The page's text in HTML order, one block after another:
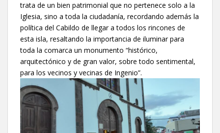
trata de un bien patrimonial que no pertenece solo a la
Iglesia, sino a toda la ciudadanía, recordando además la
política del Cabildo de llegar a todos los rincones de
esta isla, resaltando la importancia de iluminar para
toda la comarca un monumento “histórico,
arquitectónico y de gran valor, sobre todo sentimental,
para los vecinos y vecinas de Ingenio”.